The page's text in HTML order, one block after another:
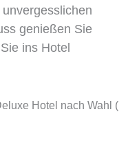
genießen Sie
ins Hotel
Hotel nach Wahl (